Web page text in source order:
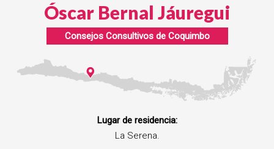
Óscar Bernal Jáuregui
Consejos Consultivos de Coquimbo
Lugar de residencia:
La Serena.